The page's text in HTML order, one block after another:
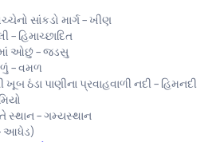
સાંકડો માર્ગ – ખીણ
– હિમાચ્છાદિત
ઓછું – જડસુ
– વમળ
ઠંડા પાણીના પ્રવાહવાળી નદી – હિમનદી
સ્થાન – ગમ્યસ્થાન
આધેડ)